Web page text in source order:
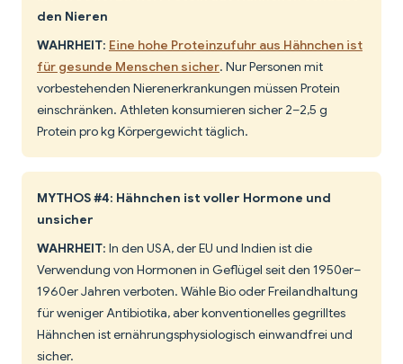
den Nieren
WAHRHEIT: Eine hohe Proteinzufuhr aus Hähnchen ist
für gesunde Menschen sicher. Nur Personen mit
vorbestehenden Nierenerkrankungen müssen Protein
einschränken. Athleten konsumieren sicher 2–2,5 g
Protein pro kg Körpergewicht täglich.
MYTHOS #4: Hähnchen ist voller Hormone und
unsicher
WAHRHEIT: In den USA, der EU und Indien ist die
Verwendung von Hormonen in Geflügel seit den 1950er–
1960er Jahren verboten. Wähle Bio oder Freilandhaltung
für weniger Antibiotika, aber konventionelles gegrilltes
Hähnchen ist ernährungsphysiologisch einwandfrei und
sicher.